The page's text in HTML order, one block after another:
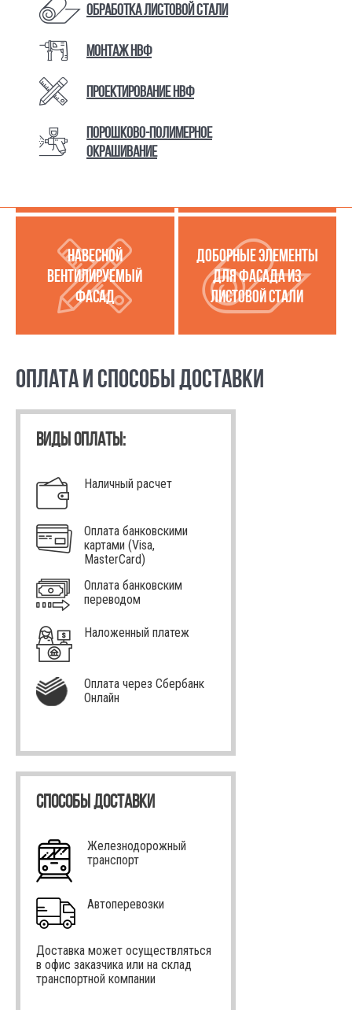
Обработка листовой стали
Монтаж НВФ
Проектирование НВФ
Порошково-полимерное
окрашивание
КАТАЛОГ ТОВАРОВ И УСЛУГ
УСЛУГИ ПО РАБОТЕ С
ЛИСТОВОЙ СТАЛЬЮ
МЕТАЛЛОКАССЕТЫ
НАВЕСНОЙ
ВЕНТИЛИРУЕМЫЙ
ФАСАД
ДОБОРНЫЕ ЭЛЕМЕНТЫ
ДЛЯ ФАСАДА ИЗ
ЛИСТОВОЙ СТАЛИ
ОПЛАТА И СПОСОБЫ ДОСТАВКИ
ВИДЫ ОПЛАТЫ:
Наличный расчет
Оплата банковскими
картами (Visa,
MasterCard)
Оплата банковским
переводом
Наложенный платеж
Оплата через Сбербанк
Онлайн
СПОСОБЫ ДОСТАВКИ
Железнодорожный
транспорт
Автоперевозки
Доставка может осуществляться
в офис заказчика или на склад
транспортной компании